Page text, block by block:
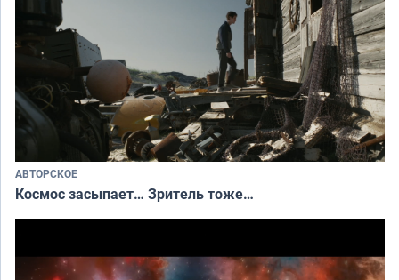
АВТОРСКОЕ
Космос засыпает… Зритель тоже…